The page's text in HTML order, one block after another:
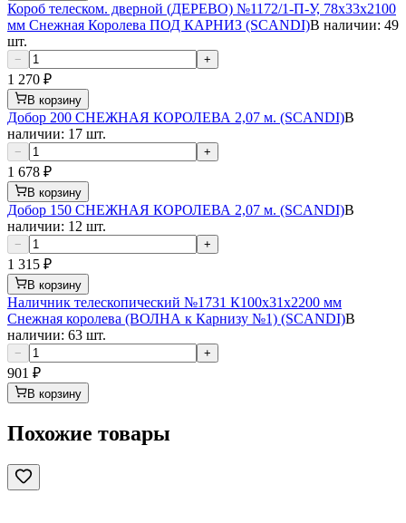
Короб телеском. дверной (ДЕРЕВО) №1172/1-П-У, 78х33х2100
мм Снежная Королева ПОД КАРНИЗ (SCANDI)В наличии: 49
шт.
− +
1 270 ₽
В корзину
Добор 200 СНЕЖНАЯ КОРОЛЕВА 2,07 м. (SCANDI)В
наличии: 17 шт.
− +
1 678 ₽
В корзину
Добор 150 СНЕЖНАЯ КОРОЛЕВА 2,07 м. (SCANDI)В
наличии: 12 шт.
− +
1 315 ₽
В корзину
Наличник телескопический №1731 К100х31х2200 мм
Снежная королева (ВОЛНА к Карнизу №1) (SCANDI)В
наличии: 63 шт.
− +
901 ₽
В корзину
Похожие товары